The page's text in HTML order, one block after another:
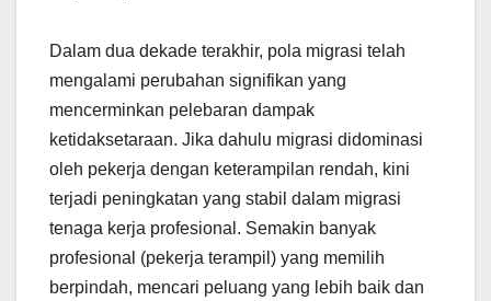
Dalam dua dekade terakhir, pola migrasi telah
mengalami perubahan signifikan yang
mencerminkan pelebaran dampak
ketidaksetaraan. Jika dahulu migrasi didominasi
oleh pekerja dengan keterampilan rendah, kini
terjadi peningkatan yang stabil dalam migrasi
tenaga kerja profesional. Semakin banyak
profesional (pekerja terampil) yang memilih
berpindah, mencari peluang yang lebih baik dan